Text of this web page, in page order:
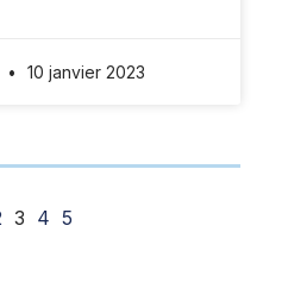
10 janvier 2023
3 4 5